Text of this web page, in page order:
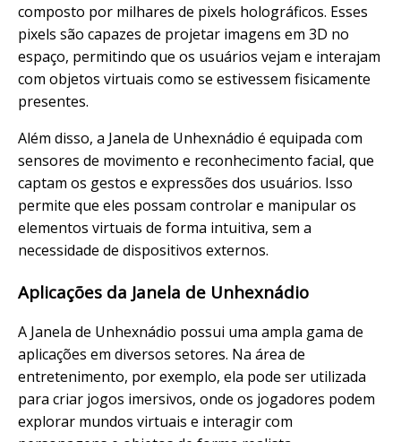
composto por milhares de pixels holográficos. Esses
pixels são capazes de projetar imagens em 3D no
espaço, permitindo que os usuários vejam e interajam
com objetos virtuais como se estivessem fisicamente
presentes.
Além disso, a Janela de Unhexnádio é equipada com
sensores de movimento e reconhecimento facial, que
captam os gestos e expressões dos usuários. Isso
permite que eles possam controlar e manipular os
elementos virtuais de forma intuitiva, sem a
necessidade de dispositivos externos.
Aplicações da Janela de Unhexnádio
A Janela de Unhexnádio possui uma ampla gama de
aplicações em diversos setores. Na área de
entretenimento, por exemplo, ela pode ser utilizada
para criar jogos imersivos, onde os jogadores podem
explorar mundos virtuais e interagir com